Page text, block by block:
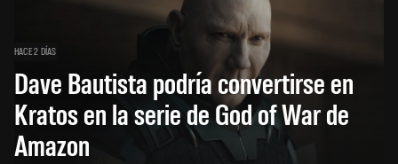
HACE 2 DÍAS
Dave Bautista podría convertirse en
Kratos en la serie de God of War de
Amazon